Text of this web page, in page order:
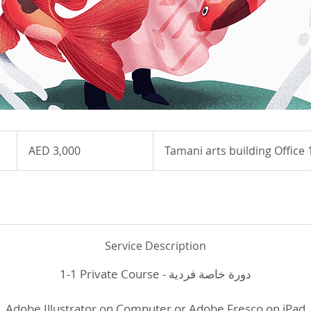
dirhams
AED 3,000 Tamani arts building Office
Service Description
1-1 Private Course - دورة خاصة فردية